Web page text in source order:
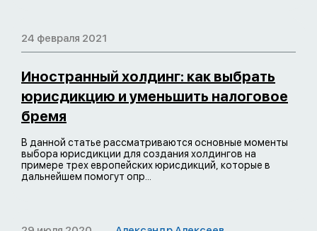
24 февраля 2021
Иностранный холдинг: как выбрать
юрисдикцию и уменьшить налоговое
бремя
В данной статье рассматриваются основные моменты
выбора юрисдикции для создания холдингов на
примере трех европейских юрисдикций, которые в
дальнейшем помогут опр...